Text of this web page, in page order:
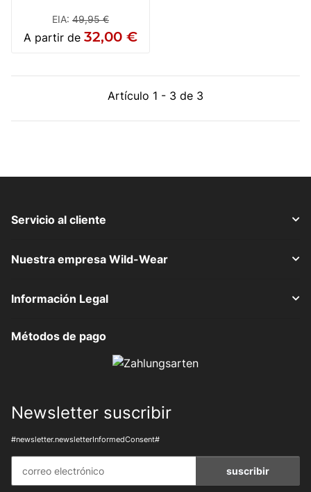
EIA: 49,95 €
A partir de 32,00 €
Artículo 1 - 3 de 3
Servicio al cliente
Nuestra empresa Wild-Wear
Información Legal
Métodos de pago
Newsletter suscribir
#newsletter.newsletterInformedConsent#
suscribir